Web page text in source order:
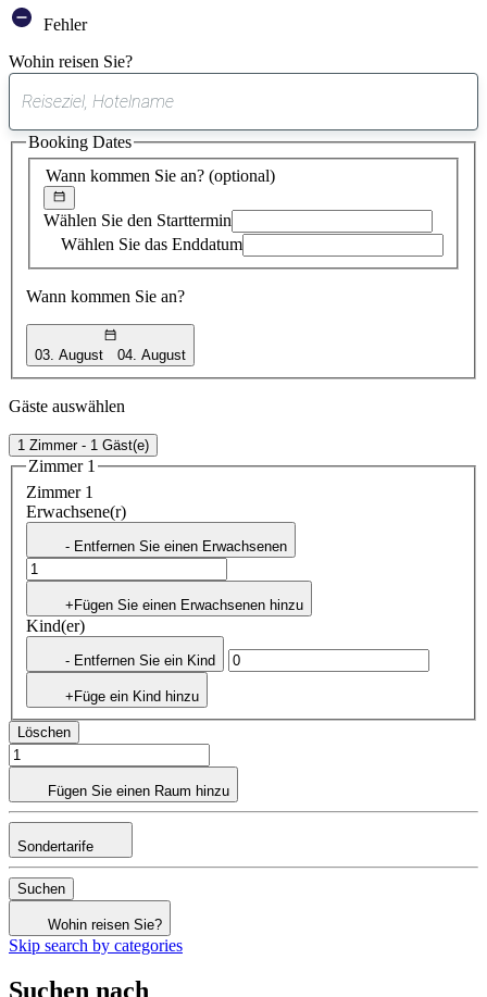
Fehler
Wohin reisen Sie?
gefundener
Vorschlag
Wann kommen Sie an? (optional)
Wählen Sie den Starttermin
Wählen Sie das Enddatum
Wann kommen Sie an?
03. August 04. August
Booking Dates
Gäste auswählen
1 Zimmer - 1 Gäst(e)
Zimmer 1
Zimmer 1
Erwachsene(r)
- Entfernen Sie einen Erwachsenen
+Fügen Sie einen Erwachsenen hinzu
Kind(er)
- Entfernen Sie ein Kind
+Füge ein Kind hinzu
Löschen
Fügen Sie einen Raum hinzu
Sondertarife
Suchen
Wohin reisen Sie?
Skip search by categories
Suchen nach